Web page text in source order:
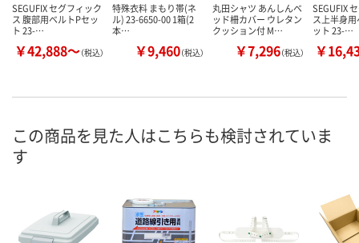
SEGUFIX セグフィック
ス 腹部用ベルトPセッ
ト 23-…
￥42,888～（税込）
特殊衣料 まもり帯(ネ
ル) 23-6650-00 1箱(2
本…
￥9,460（税込）
丸田シャツ あんしんベ
ッド柵カバー ウレタン
クッション付 M…
￥7,296（税込）
SEGUFIX
ス上半身
ット 23-…
￥
この商品を見た人はこちらも検討されていま
す